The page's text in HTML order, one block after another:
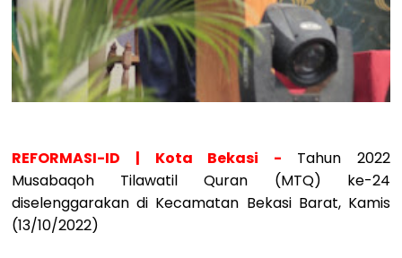
REFORMASI-ID | Kota Bekasi - Tahun 2022
Musabaqoh Tilawatil Quran (MTQ) ke-24
diselenggarakan di Kecamatan Bekasi Barat, Kamis
(13/10/2022)